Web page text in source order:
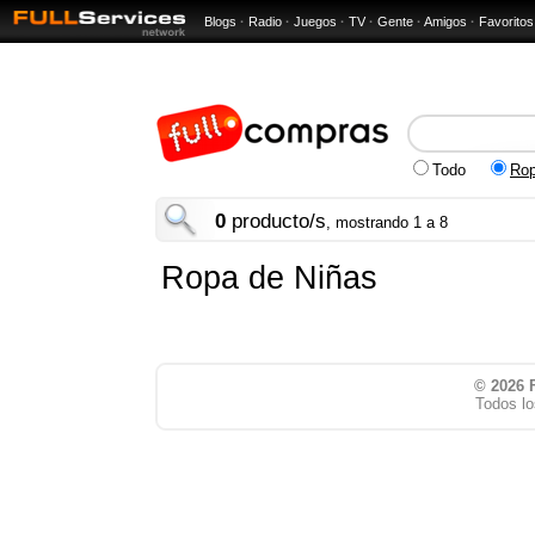
Blogs · Radio · Juegos · TV · Gente · Amigos · Favoritos
Todo
0 producto/s, mostrando 1 a 8
Ropa de Niñas
© 2026
Todos